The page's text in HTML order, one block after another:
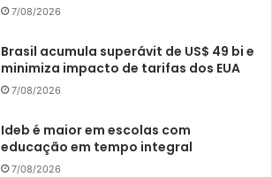
7/08/2026
Brasil acumula superávit de US$ 49 bi e
minimiza impacto de tarifas dos EUA
7/08/2026
Ideb é maior em escolas com
educação em tempo integral
7/08/2026